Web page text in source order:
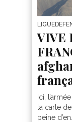
VIVE
Ici,
la carte
peine d’en...